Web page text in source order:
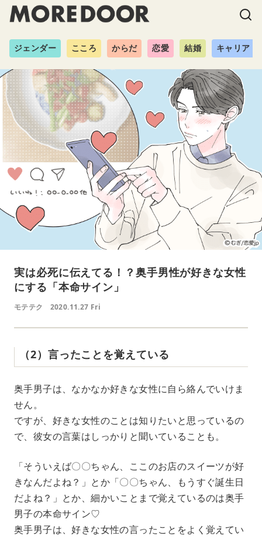
ジェンダー こころ からだ 恋愛 結婚 キャリア
実は必死に伝えてる！？奥手男性が好きな女性
にする「本命サイン」
モテテク 2020.11.27 Fri
（2）言ったことを覚えている
奥手男子は、なかなか好きな女性に自ら絡んでいけま
せん。
ですが、好きな女性のことは知りたいと思っているの
で、彼女の言葉はしっかりと聞いていることも。
「そういえば〇〇ちゃん、ここのお店のスイーツが好
きなんだよね？」とか「〇〇ちゃん、もうすぐ誕生日
だよね？」とか、細かいことまで覚えているのは奥手
男子の本命サイン♡
奥手男子は、好きな女性の言ったことをよく覚えてい